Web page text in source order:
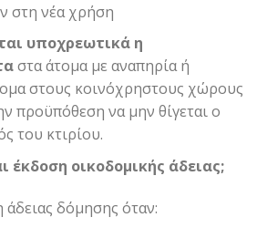
στη νέα χρήση
υποχρεωτικά η
στα άτοµα µε αναπηρία ή
στους κοινόχρηστους χώρους
προϋπόθεση να µην θίγεται ο
του κτιρίου.
έκδοση οικοδομικής άδειας;
άδειας δόμησης όταν: